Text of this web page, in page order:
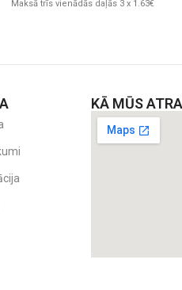
Maksā trīs vienādās daļās 3 x 1.63€
KĀ MŪS